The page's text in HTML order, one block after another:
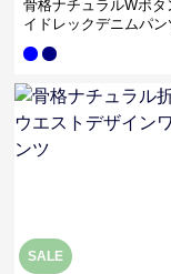
骨格ナチュラルWボタ
イドレックデニムパン
SALE